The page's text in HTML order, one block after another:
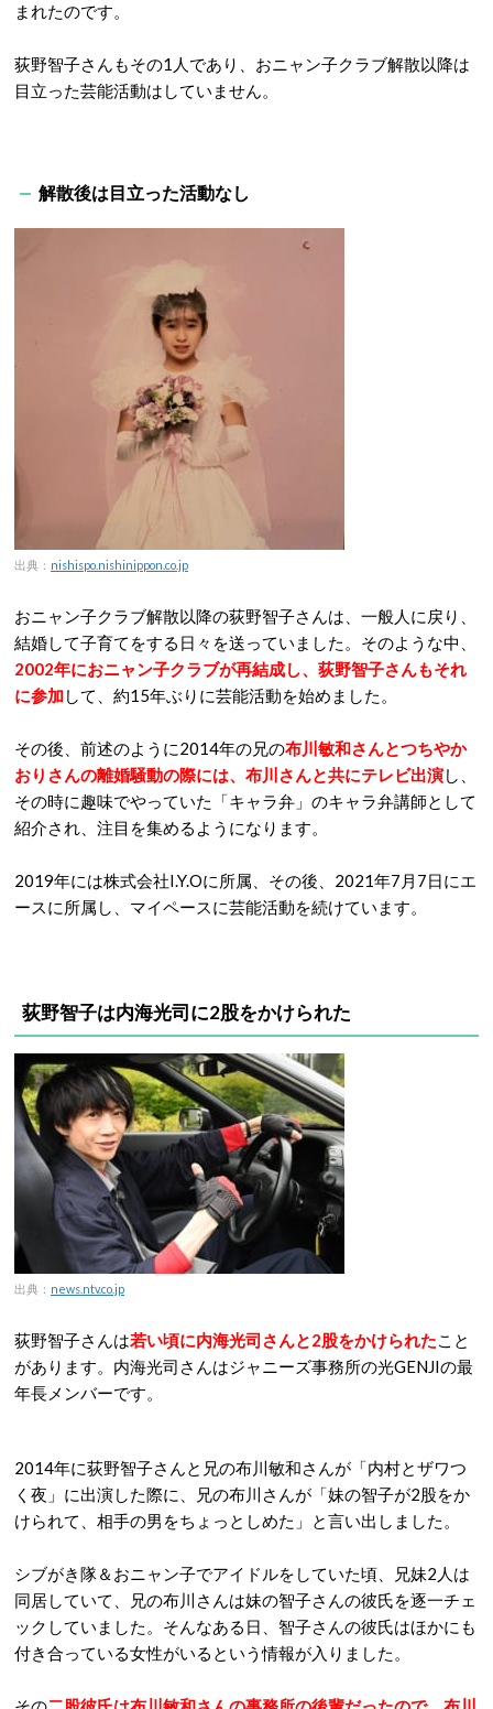
まれたのです。
荻野智子さんもその1人であり、おニャン子クラブ解散以降は
目立った芸能活動はしていません。
解散後は目立った活動なし
出典： nishispo.nishinippon.co.jp
おニャン子クラブ解散以降の荻野智子さんは、一般人に戻り、
結婚して子育てをする日々を送っていました。そのような中、
2002年におニャン子クラブが再結成し、荻野智子さんもそれ
に参加 して、約15年ぶりに芸能活動を始めました。
その後、前述のように2014年の兄の布川敏和さんとつちやか
おりさんの離婚騒動の際には、布川さんと共にテレビ出演し、
その時に趣味でやっていた「キャラ弁」のキャラ弁講師として
紹介され、注目を集めるようになります。
2019年には株式会社I.Y.Oに所属、その後、2021年7月7日にエ
ースに所属し、マイペースに芸能活動を続けています。
荻野智子は内海光司に2股をかけられた
出典： news.ntv.co.jp
荻野智子さんは若い頃に内海光司さんと2股をかけられたこと
があります。内海光司さんはジャニーズ事務所の光GENJIの最
年長メンバーです。
2014年に荻野智子さんと兄の布川敏和さんが「内村とザワつ
く夜」に出演した際に、兄の布川さんが「妹の智子が2股をか
けられて、相手の男をちょっとしめた」と言い出しました。
シブがき隊＆おニャン子でアイドルをしていた頃、兄妹2人は
同居していて、兄の布川さんは妹の智子さんの彼氏を逐一チェ
ックしていました。そんなある日、智子さんの彼氏はほかにも
付き合っている女性がいるという情報が入りました。